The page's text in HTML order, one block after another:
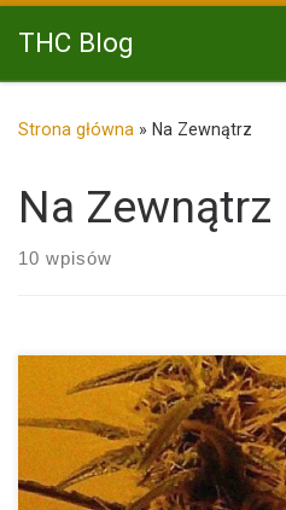
Przejdź do treści
THC Blog
Strona główna » Na Zewnątrz
Na Zewnątrz
10 wpisów
Zambeza Seeds to znany i